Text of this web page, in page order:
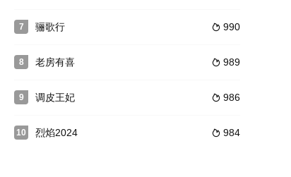
道，
道明 饰）还没分到房子，与女友李
农村的孩子，长大后从农村到城市去寻找父母。“野丫头”活泼好动、
，杨洋（虞梦 饰）一怒之下离家出走，搬进了与他人合住的出租屋
7  990
骊歌行
8  989
老房有喜
9  986
调皮王妃
10  984
烈焰2024